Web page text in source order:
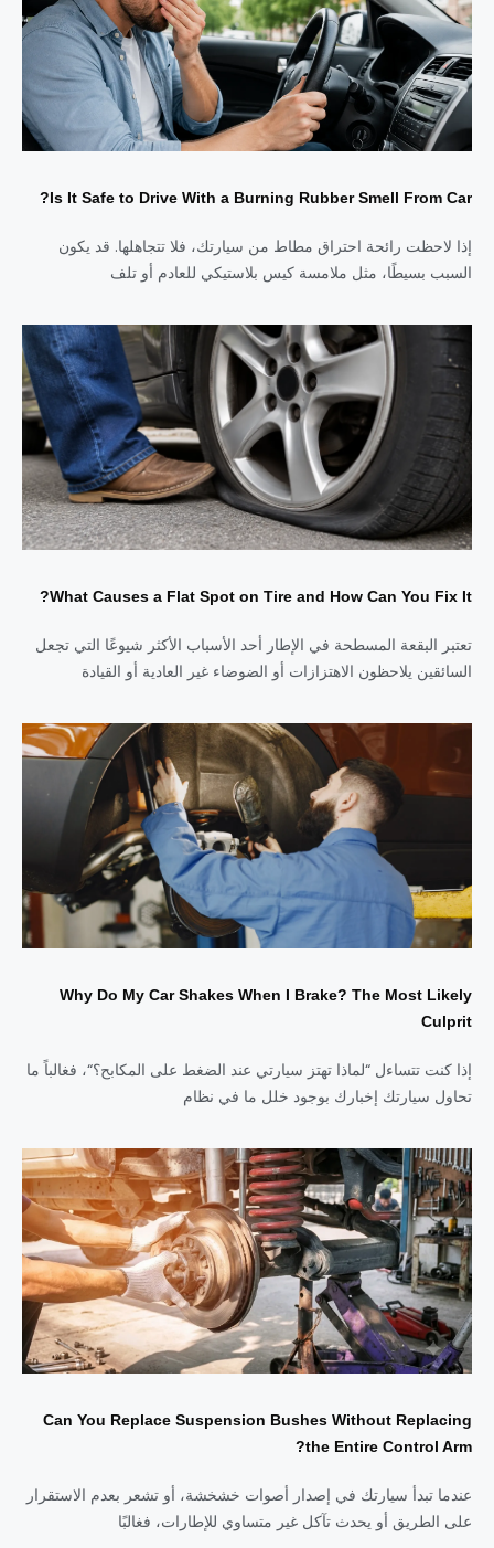
Is It Safe to Drive With a Burning Rubber Smell From Car?
إذا لاحظت رائحة احتراق مطاط من سيارتك، فلا تتجاهلها. قد يكون
السبب بسيطًا، مثل ملامسة كيس بلاستيكي للعادم أو تلف
What Causes a Flat Spot on Tire and How Can You Fix It?
تعتبر البقعة المسطحة في الإطار أحد الأسباب الأكثر شيوعًا التي تجعل
السائقين يلاحظون الاهتزازات أو الضوضاء غير العادية أو القيادة
Why Do My Car Shakes When I Brake? The Most Likely
Culprit
إذا كنت تتساءل “لماذا تهتز سيارتي عند الضغط على المكابح؟“، فغالباً ما
تحاول سيارتك إخبارك بوجود خلل ما في نظام
Can You Replace Suspension Bushes Without Replacing
the Entire Control Arm?
عندما تبدأ سيارتك في إصدار أصوات خشخشة، أو تشعر بعدم الاستقرار
على الطريق أو يحدث تآكل غير متساوي للإطارات، فغالبًا